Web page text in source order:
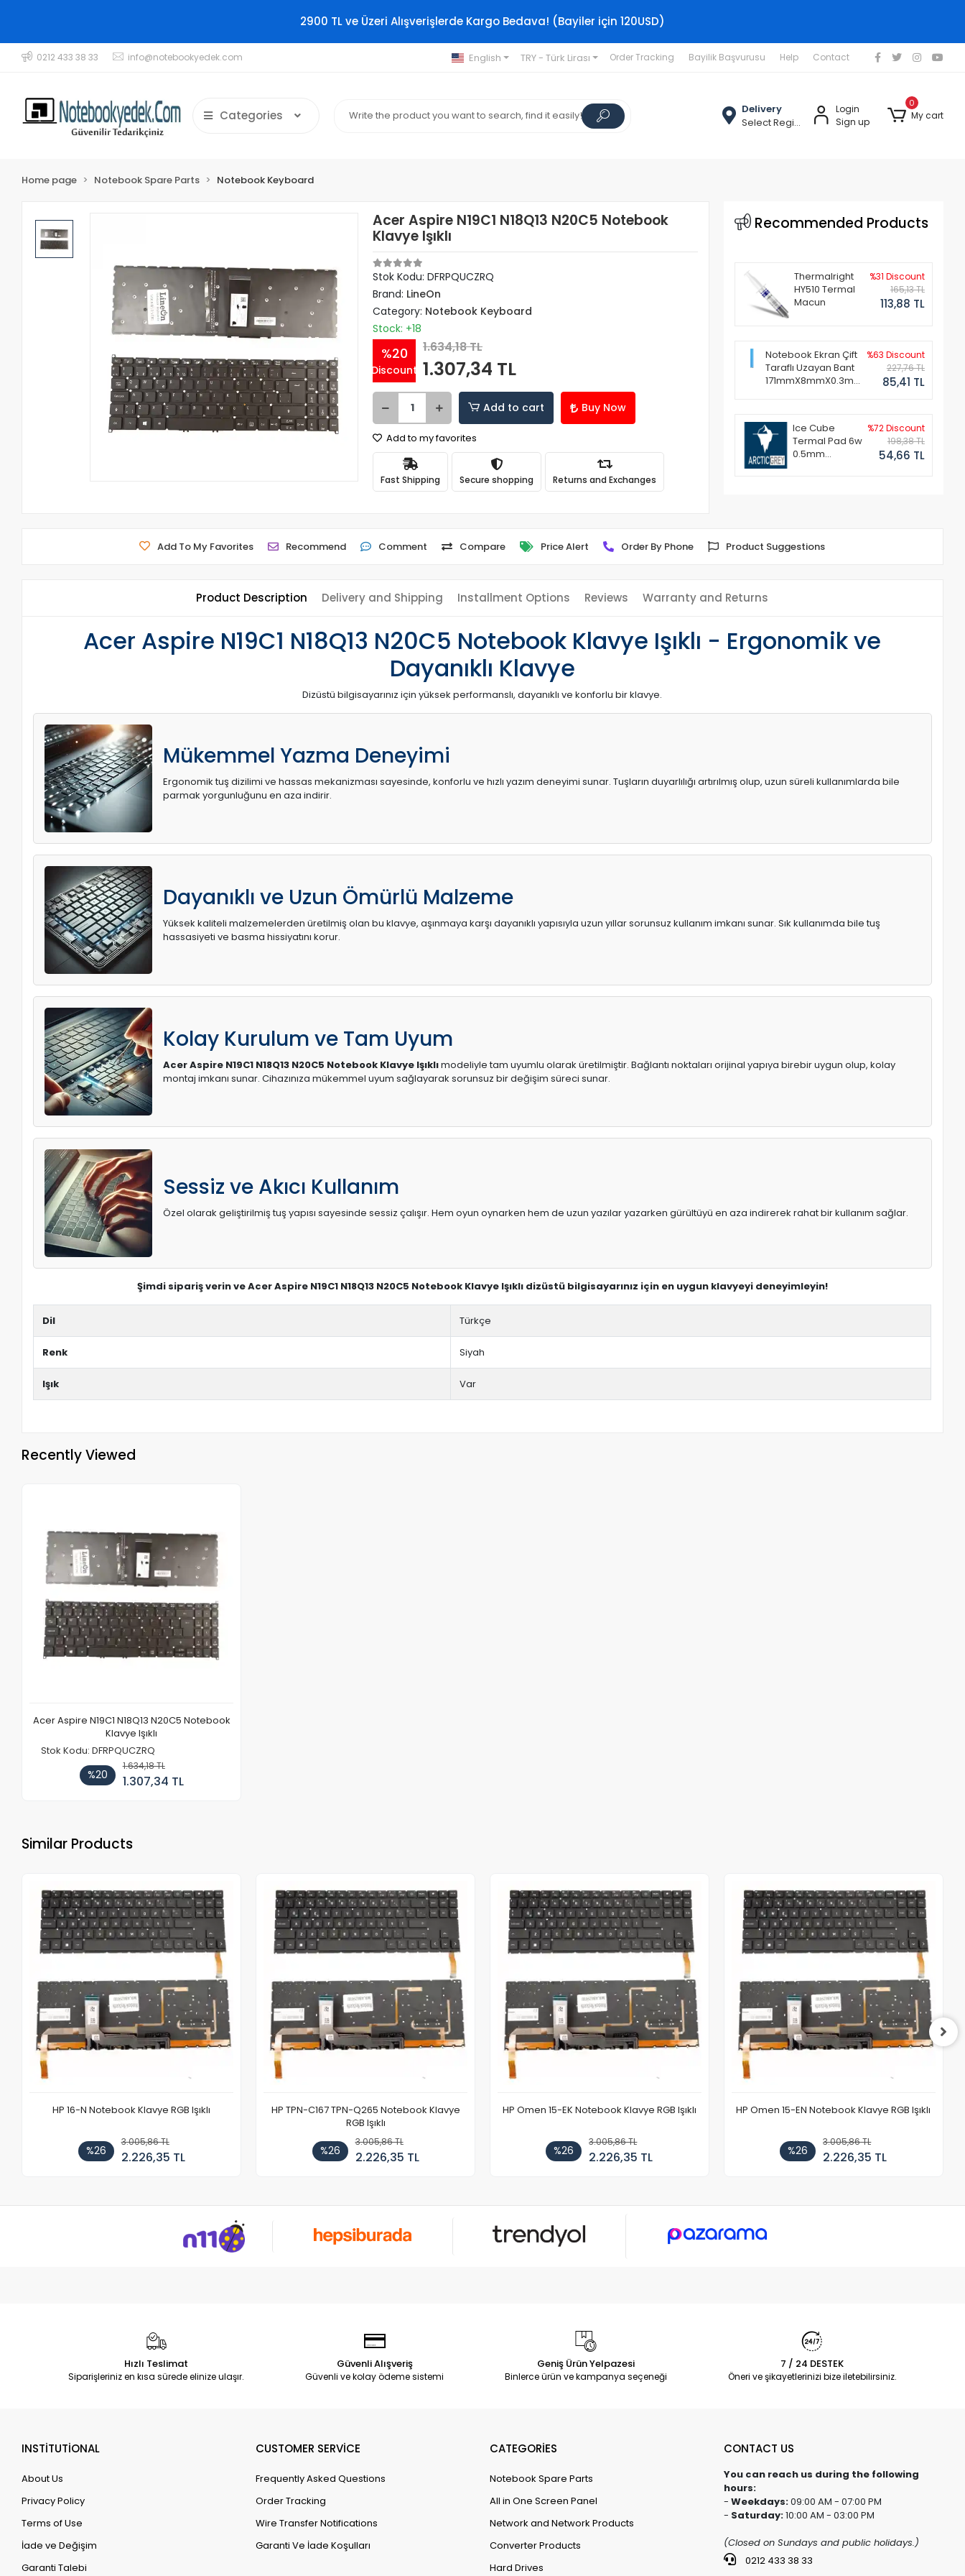
2900 TL ve Üzeri Alışverişlerde Kargo Bedava! (Bayiler için 120USD)
0212 433 38 33 info@notebookyedek.com English TRY - Türk Lirası Order Tracking Bayilik Başvurusu Help Contact
Categories
Delivery
Select Region
Login
Sign up
0
My cart
Home page Notebook Spare Parts Notebook Keyboard
Acer Aspire N19C1 N18Q13 N20C5 Notebook
Klavye Işıklı
Stok Kodu: DFRPQUCZRQ
Brand: LineOn
Category: Notebook Keyboard
Stock: +18
%20
Discount
1.634,18 TL
1.307,34 TL
Add to cart Buy Now
Add to my favorites
Fast Shipping Secure shopping Returns and Exchanges
Recommended Products
Thermalright
HY510 Termal
Macun
%31 Discount
165,13 TL
113,88 TL
Notebook Ekran Çift
Taraflı Uzayan Bant
171mmX8mmX0.3mm
%63 Discount
227,76 TL
85,41 TL
Ice Cube
Termal Pad 6w
0.5mm
%72 Discount
198,38 TL
54,66 TL
Add To My Favorites Recommend Comment Compare Price Alert Order By Phone Product Suggestions
Product Description Delivery and Shipping Installment Options Reviews Warranty and Returns
Acer Aspire N19C1 N18Q13 N20C5 Notebook Klavye Işıklı - Ergonomik ve
Dayanıklı Klavye
Dizüstü bilgisayarınız için yüksek performanslı, dayanıklı ve konforlu bir klavye.
Mükemmel Yazma Deneyimi
Ergonomik tuş dizilimi ve hassas mekanizması sayesinde, konforlu ve hızlı yazım deneyimi sunar. Tuşların duyarlılığı artırılmış olup, uzun süreli kullanımlarda bile
parmak yorgunluğunu en aza indirir.
Dayanıklı ve Uzun Ömürlü Malzeme
Yüksek kaliteli malzemelerden üretilmiş olan bu klavye, aşınmaya karşı dayanıklı yapısıyla uzun yıllar sorunsuz kullanım imkanı sunar. Sık kullanımda bile tuş
hassasiyeti ve basma hissiyatını korur.
Kolay Kurulum ve Tam Uyum
Acer Aspire N19C1 N18Q13 N20C5 Notebook Klavye Işıklımodeliyle tam uyumlu olarak üretilmiştir. Bağlantı noktaları orijinal yapıya birebir uygun olup, kolay
montaj imkanı sunar. Cihazınıza mükemmel uyum sağlayarak sorunsuz bir değişim süreci sunar.
Sessiz ve Akıcı Kullanım
Özel olarak geliştirilmiş tuş yapısı sayesinde sessiz çalışır. Hem oyun oynarken hem de uzun yazılar yazarken gürültüyü en aza indirerek rahat bir kullanım sağlar.
Şimdi sipariş verin ve Acer Aspire N19C1 N18Q13 N20C5 Notebook Klavye Işıklı dizüstü bilgisayarınız için en uygun klavyeyi deneyimleyin!
Dil Türkçe
Renk Siyah
Işık Var
Recently Viewed
Acer Aspire N19C1 N18Q13 N20C5 Notebook
Klavye Işıklı
Stok Kodu: DFRPQUCZRQ
%20
1.634,18 TL
1.307,34 TL
Similar Products
HP 16-N Notebook Klavye RGB Işıklı
%26
3.005,86 TL
2.226,35 TL
HP TPN-C167 TPN-Q265 Notebook Klavye
RGB Işıklı
%26
3.005,86 TL
2.226,35 TL
HP Omen 15-EK Notebook Klavye RGB Işıklı
%26
3.005,86 TL
2.226,35 TL
HP Omen 15-EN Notebook Klavye RGB Işıklı
%26
3.005,86 TL
2.226,35 TL
Hızlı Teslimat
Siparişleriniz en kısa sürede elinize ulaşır.
Güvenli Alışveriş
Güvenli ve kolay ödeme sistemi
Geniş Ürün Yelpazesi
Binlerce ürün ve kampanya seçeneği
7 / 24 DESTEK
Öneri ve şikayetlerinizi bize iletebilirsiniz.
INSTİTUTİONAL
About Us
Privacy Policy
Terms of Use
İade ve Değişim
Garanti Talebi
CUSTOMER SERVİCE
Frequently Asked Questions
Order Tracking
Wire Transfer Notifications
Garanti Ve İade Koşulları
CATEGORİES
Notebook Spare Parts
All in One Screen Panel
Network and Network Products
Converter Products
Hard Drives
CONTACT US
You can reach us during the following
hours:
- Weekdays:09:00 AM - 07:00 PM
- Saturday:10:00 AM - 03:00 PM
(Closed on Sundays and public holidays.)
0212 433 38 33